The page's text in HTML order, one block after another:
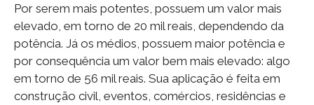
Por serem mais potentes, possuem um valor mais
elevado, em torno de 20 mil reais, dependendo da
potência. Já os médios, possuem maior potência e
por consequência um valor bem mais elevado: algo
em torno de 56 mil reais. Sua aplicação é feita em
construção civil, eventos, comércios, residências e